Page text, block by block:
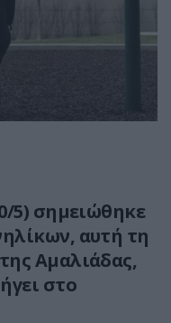
5) σημειώθηκε
αυτή τη
Αμαλιάδας,
στο